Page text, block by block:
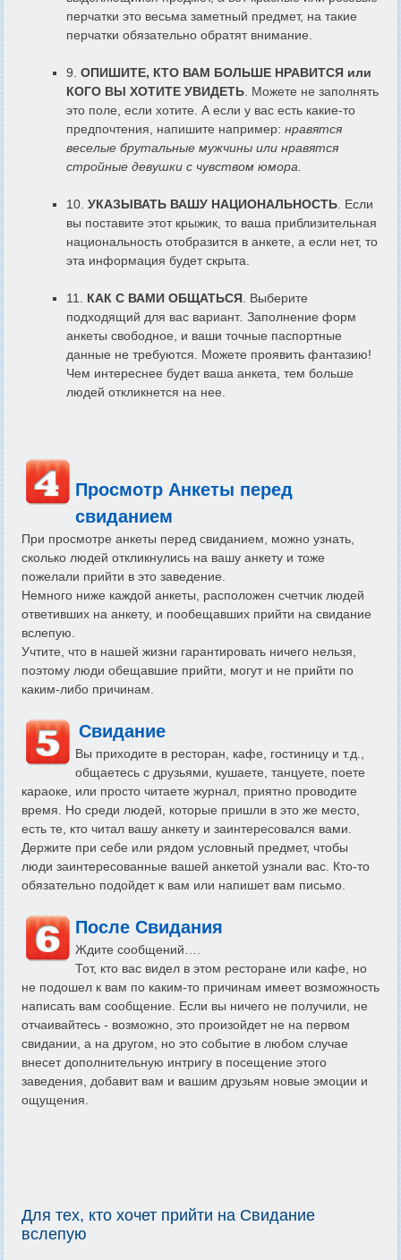
перчатки это весьма заметный предмет, на такие
перчатки обязательно обратят внимание.
9. ОПИШИТЕ, КТО ВАМ БОЛЬШЕ НРАВИТСЯ или
КОГО ВЫ ХОТИТЕ УВИДЕТЬ. Можете не заполнять
это поле, если хотите. А если у вас есть какие-то
предпочтения, напишите например: нравятся
веселые брутальные мужчины или нравятся
стройные девушки с чувством юмора.
10. УКАЗЫВАТЬ ВАШУ НАЦИОНАЛЬНОСТЬ. Если
вы поставите этот крыжик, то ваша приблизительная
национальность отобразится в анкете, а если нет, то
эта информация будет скрыта.
11. КАК С ВАМИ ОБЩАТЬСЯ. Выберите
подходящий для вас вариант. Заполнение форм
анкеты свободное, и ваши точные паспортные
данные не требуются. Можете проявить фантазию!
Чем интереснее будет ваша анкета, тем больше
людей откликнется на нее.
Просмотр Анкеты перед
свиданием
При просмотре анкеты перед свиданием, можно узнать,
сколько людей откликнулись на вашу анкету и тоже
пожелали прийти в это заведение.
Немного ниже каждой анкеты, расположен счетчик людей
ответивших на анкету, и пообещавших прийти на свидание
вслепую.
Учтите, что в нашей жизни гарантировать ничего нельзя,
поэтому люди обещавшие прийти, могут и не прийти по
каким-либо причинам.
Свидание
Вы приходите в ресторан, кафе, гостиницу и т.д.,
общаетесь с друзьями, кушаете, танцуете, поете
караоке, или просто читаете журнал, приятно проводите
время. Но среди людей, которые пришли в это же место,
есть те, кто читал вашу анкету и заинтересовался вами.
Держите при себе или рядом условный предмет, чтобы
люди заинтересованные вашей анкетой узнали вас. Кто-то
обязательно подойдет к вам или напишет вам письмо.
После Свидания
Ждите сообщений….
Тот, кто вас видел в этом ресторане или кафе, но
не подошел к вам по каким-то причинам имеет возможность
написать вам сообщение. Если вы ничего не получили, не
отчаивайтесь - возможно, это произойдет не на первом
свидании, а на другом, но это событие в любом случае
внесет дополнительную интригу в посещение этого
заведения, добавит вам и вашим друзьям новые эмоции и
ощущения.
Для тех, кто хочет прийти на Свидание
вслепую